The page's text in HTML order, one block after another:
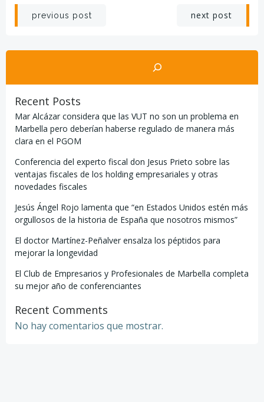
Navegación
por
entradas
previous post
Navegación
por
las
next post
Buscar
Recent Posts
Mar Alcázar considera que las VUT no son un problema en
Marbella pero deberían haberse regulado de manera más
clara en el PGOM
Conferencia del experto fiscal don Jesus Prieto sobre las
ventajas fiscales de los holding empresariales y otras
novedades fiscales
Jesús Ángel Rojo lamenta que “en Estados Unidos estén más
orgullosos de la historia de España que nosotros mismos”
El doctor Martínez-Peñalver ensalza los péptidos para
mejorar la longevidad
El Club de Empresarios y Profesionales de Marbella completa
su mejor año de conferenciantes
Recent Comments
No hay comentarios que mostrar.